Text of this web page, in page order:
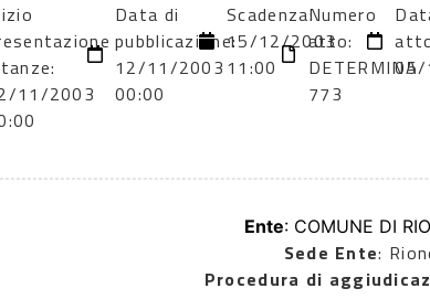
11/2003
Data di
pubblicazione:
12/11/2003
00:00
Scadenza:
15/12/2003
11:00
Numero
atto:
DETERMINA
773
05/
Ente: COMUNE DI
Sede Ente:
Procedura di